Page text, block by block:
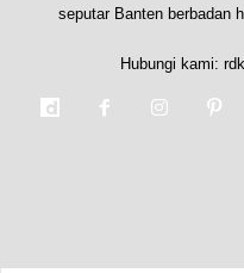
seputar Banten berbadan
Hubungi kami: